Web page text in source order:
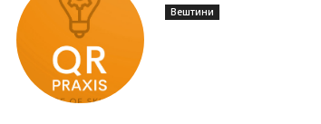
Вештини